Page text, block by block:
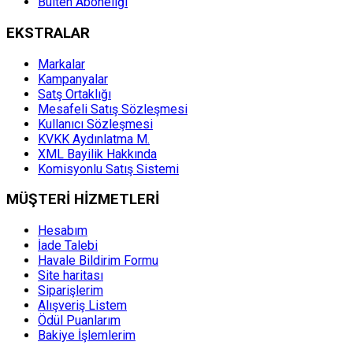
EKSTRALAR
Markalar
Kampanyalar
Satş Ortaklığı
Mesafeli Satış Sözleşmesi
Kullanıcı Sözleşmesi
KVKK Aydınlatma M.
XML Bayilik Hakkında
Komisyonlu Satış Sistemi
MÜŞTERİ HİZMETLERİ
Hesabım
İade Talebi
Havale Bildirim Formu
Site haritası
Siparişlerim
Alışveriş Listem
Ödül Puanlarım
Bakiye İşlemlerim